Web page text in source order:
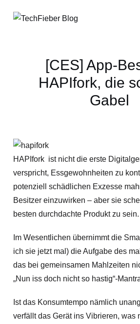
[CES] App-
HAPIfork, die
Gabel
HAPIfork ist nicht die erste
verspricht, Essgewohnheiten zu
potenziell schädlichen Exzesse
Besitzer einzuwirken – aber sie
besten durchdachte Produkt zu sein.
Im Wesentlichen übernimmt die
ich sie jetzt mal) die Aufgabe des
das bei gemeinsamen Mahlzeiten
„Nun iss doch nicht so hastig“-
Ist das Konsumtempo nämlich
verfällt das Gerät ins Vibrieren, was